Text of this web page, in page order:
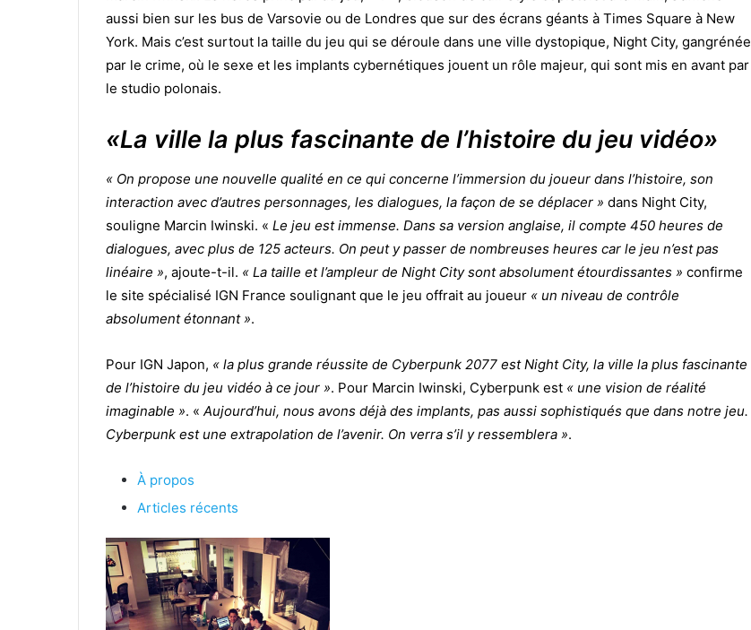
aussi bien sur les bus de Varsovie ou de Londres que sur des écrans géants à Times Square à New
York. Mais c’est surtout la taille du jeu qui se déroule dans une ville dystopique, Night City, gangrénée
par le crime, où le sexe et les implants cybernétiques jouent un rôle majeur, qui sont mis en avant par
le studio polonais.
«La ville la plus fascinante de l’histoire du jeu vidéo»
« On propose une nouvelle qualité en ce qui concerne l’immersion du joueur dans l’histoire, son
interaction avec d’autres personnages, les dialogues, la façon de se déplacer » dans Night City,
souligne Marcin Iwinski. « Le jeu est immense. Dans sa version anglaise, il compte 450 heures de
dialogues, avec plus de 125 acteurs. On peut y passer de nombreuses heures car le jeu n’est pas
linéaire », ajoute-t-il. « La taille et l’ampleur de Night City sont absolument étourdissantes » confirme
le site spécialisé IGN France soulignant que le jeu offrait au joueur « un niveau de contrôle
absolument étonnant ».
Pour IGN Japon, « la plus grande réussite de Cyberpunk 2077 est Night City, la ville la plus fascinante
de l’histoire du jeu vidéo à ce jour ». Pour Marcin Iwinski, Cyberpunk est « une vision de réalité
imaginable ». « Aujourd’hui, nous avons déjà des implants, pas aussi sophistiqués que dans notre jeu.
Cyberpunk est une extrapolation de l’avenir. On verra s’il y ressemblera ».
À propos
Articles récents